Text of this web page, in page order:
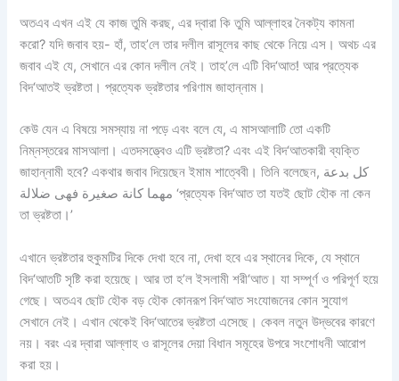
অতএব এখন এই যে কাজ তুমি করছ, এর দ্বারা কি তুমি আল্লাহর নৈকট্য কামনা
করো? যদি জবাব হয়- হাঁ, তাহ’লে তার দলীল রাসূলের কাছ থেকে নিয়ে এস। অথচ এর
জবাব এই যে, সেখানে এর কোন দলীল নেই। তাহ’লে এটি বিদ‘আত! আর প্রত্যেক
বিদ‘আতই ভ্রষ্টতা। প্রত্যেক ভ্রষ্টতার পরিণাম জাহান্নাম।
কেউ যেন এ বিষয়ে সমস্যায় না পড়ে এবং বলে যে, এ মাসআলাটি তো একটি
নিম্নস্তরের মাসআলা। এতদসত্ত্বেও এটি ভ্রষ্টতা? এবং এই বিদ‘আতকারী ব্যক্তি
জাহান্নামী হবে? একথার জবাব দিয়েছেন ইমাম শাত্বেবী। তিনি বলেছেন, كل بدعة
مهما كانة صغيرة فهى ضلالة ‘প্রত্যেক বিদ‘আত তা যতই ছোট হৌক না কেন
তা ভ্রষ্টতা।’
এখানে ভ্রষ্টতার হুকুমটির দিকে দেখা হবে না, দেখা হবে এর স্থানের দিকে, যে স্থানে
বিদ‘আতটি সৃষ্টি করা হয়েছে। আর তা হ’ল ইসলামী শরী‘আত। যা সম্পূর্ণ ও পরিপূর্ণ হয়ে
গেছে। অতএব ছোট হৌক বড় হৌক কোনরূপ বিদ‘আত সংযোজনের কোন সুযোগ
সেখানে নেই। এখান থেকেই বিদ‘আতের ভ্রষ্টতা এসেছে। কেবল নতুন উদ্ভবের কারণে
নয়। বরং এর দ্বারা আল্লাহ ও রাসূলের দেয়া বিধান সমূহের উপরে সংশোধনী আরোপ
করা হয়।